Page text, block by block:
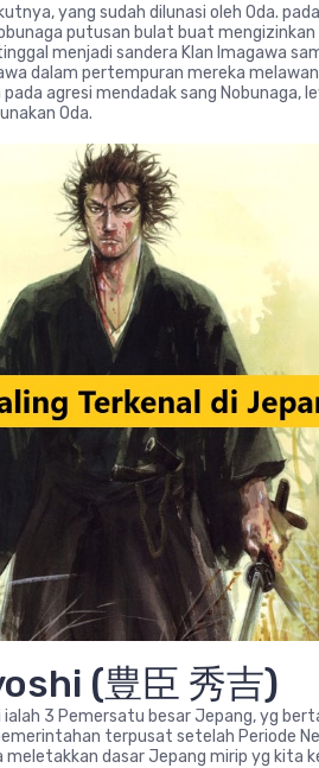
yang sudah dilunasi oleh Oda.
putusan bulat buat mengizinkan
menjadi sandera Klan Imagawa
dalam pertempuran mereka melawan
agresi mendadak sang Nobunaga,
Oda.
(豊臣 秀吉)
3 Pemersatu besar Jepang, yg
terpusat setelah Periode
dasar Jepang mirip yg kita